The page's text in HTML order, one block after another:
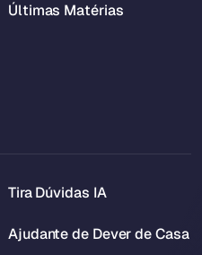
Últimas Matérias
Tira Dúvidas IA
Ajudante de Dever de Casa